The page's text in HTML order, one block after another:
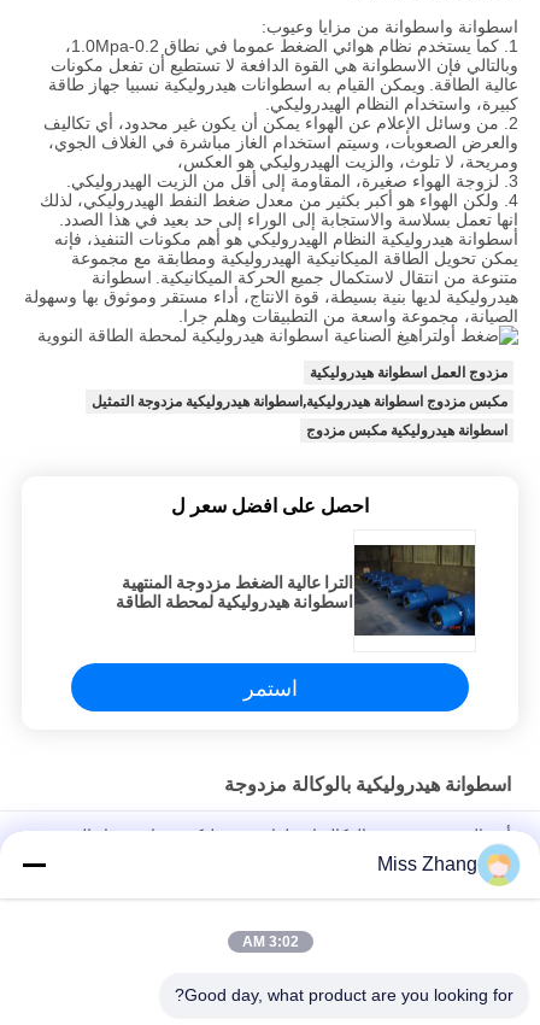
اسطوانة واسطوانة من مزايا وعيوب:
1. كما يستخدم نظام هوائي الضغط عموما في نطاق 0.2-1.0Mpa،
وبالتالي فإن الاسطوانة هي القوة الدافعة لا تستطيع أن تفعل مكونات
عالية الطاقة. ويمكن القيام به اسطوانات هيدروليكية نسبيا جهاز طاقة
كبيرة، واستخدام النظام الهيدروليكي.
2. من وسائل الإعلام عن الهواء يمكن أن يكون غير محدود، أي تكاليف
والعرض الصعوبات، وسيتم استخدام الغاز مباشرة في الغلاف الجوي،
ومريحة، لا تلوث، والزيت الهيدروليكي هو العكس،
3. لزوجة الهواء صغيرة، المقاومة إلى أقل من الزيت الهيدروليكي.
4. ولكن الهواء هو أكبر بكثير من معدل ضغط النفط الهيدروليكي، لذلك
انها تعمل بسلاسة والاستجابة إلى الوراء إلى حد بعيد في هذا الصدد.
أسطوانة هيدروليكية النظام الهيدروليكي هو أهم مكونات التنفيذ، فإنه
يمكن تحويل الطاقة الميكانيكية الهيدروليكية ومطابقة مع مجموعة
متنوعة من انتقال لاستكمال جميع الحركة الميكانيكية. اسطوانة
هيدروليكية لديها بنية بسيطة، قوة الانتاج، أداء مستقر وموثوق بها وسهولة
الصيانة، مجموعة واسعة من التطبيقات وهلم جرا.
مزدوج العمل اسطوانة هيدروليكية
مكبس مزدوج اسطوانة هيدروليكية,اسطوانة هيدروليكية مزدوجة التمثيل
اسطوانة هيدروليكية مكبس مزدوج
احصل على افضل سعر ل
الترا عالية الضغط مزدوجة المنتهية
اسطوانة هيدروليكية لمحطة الطاقة
استمر
اسطوانة هيدروليكية بالوكالة مزدوجة
أوم البحرية مزدوجة بالوكالة اسطوانة هيدروليكية مع استشعار النزوح
شنق رأسا على عقب مزدوجة مكبس اسطوانة هيدروليكية مزدوجة
بالوكالة الهيدروليكية رام
واحد / مزدوجة بالوكالة اسطوانة هيدروليكية شقة بوابة رافعة
Miss Zhang
3:02 AM
Good day, what product are you looking for?